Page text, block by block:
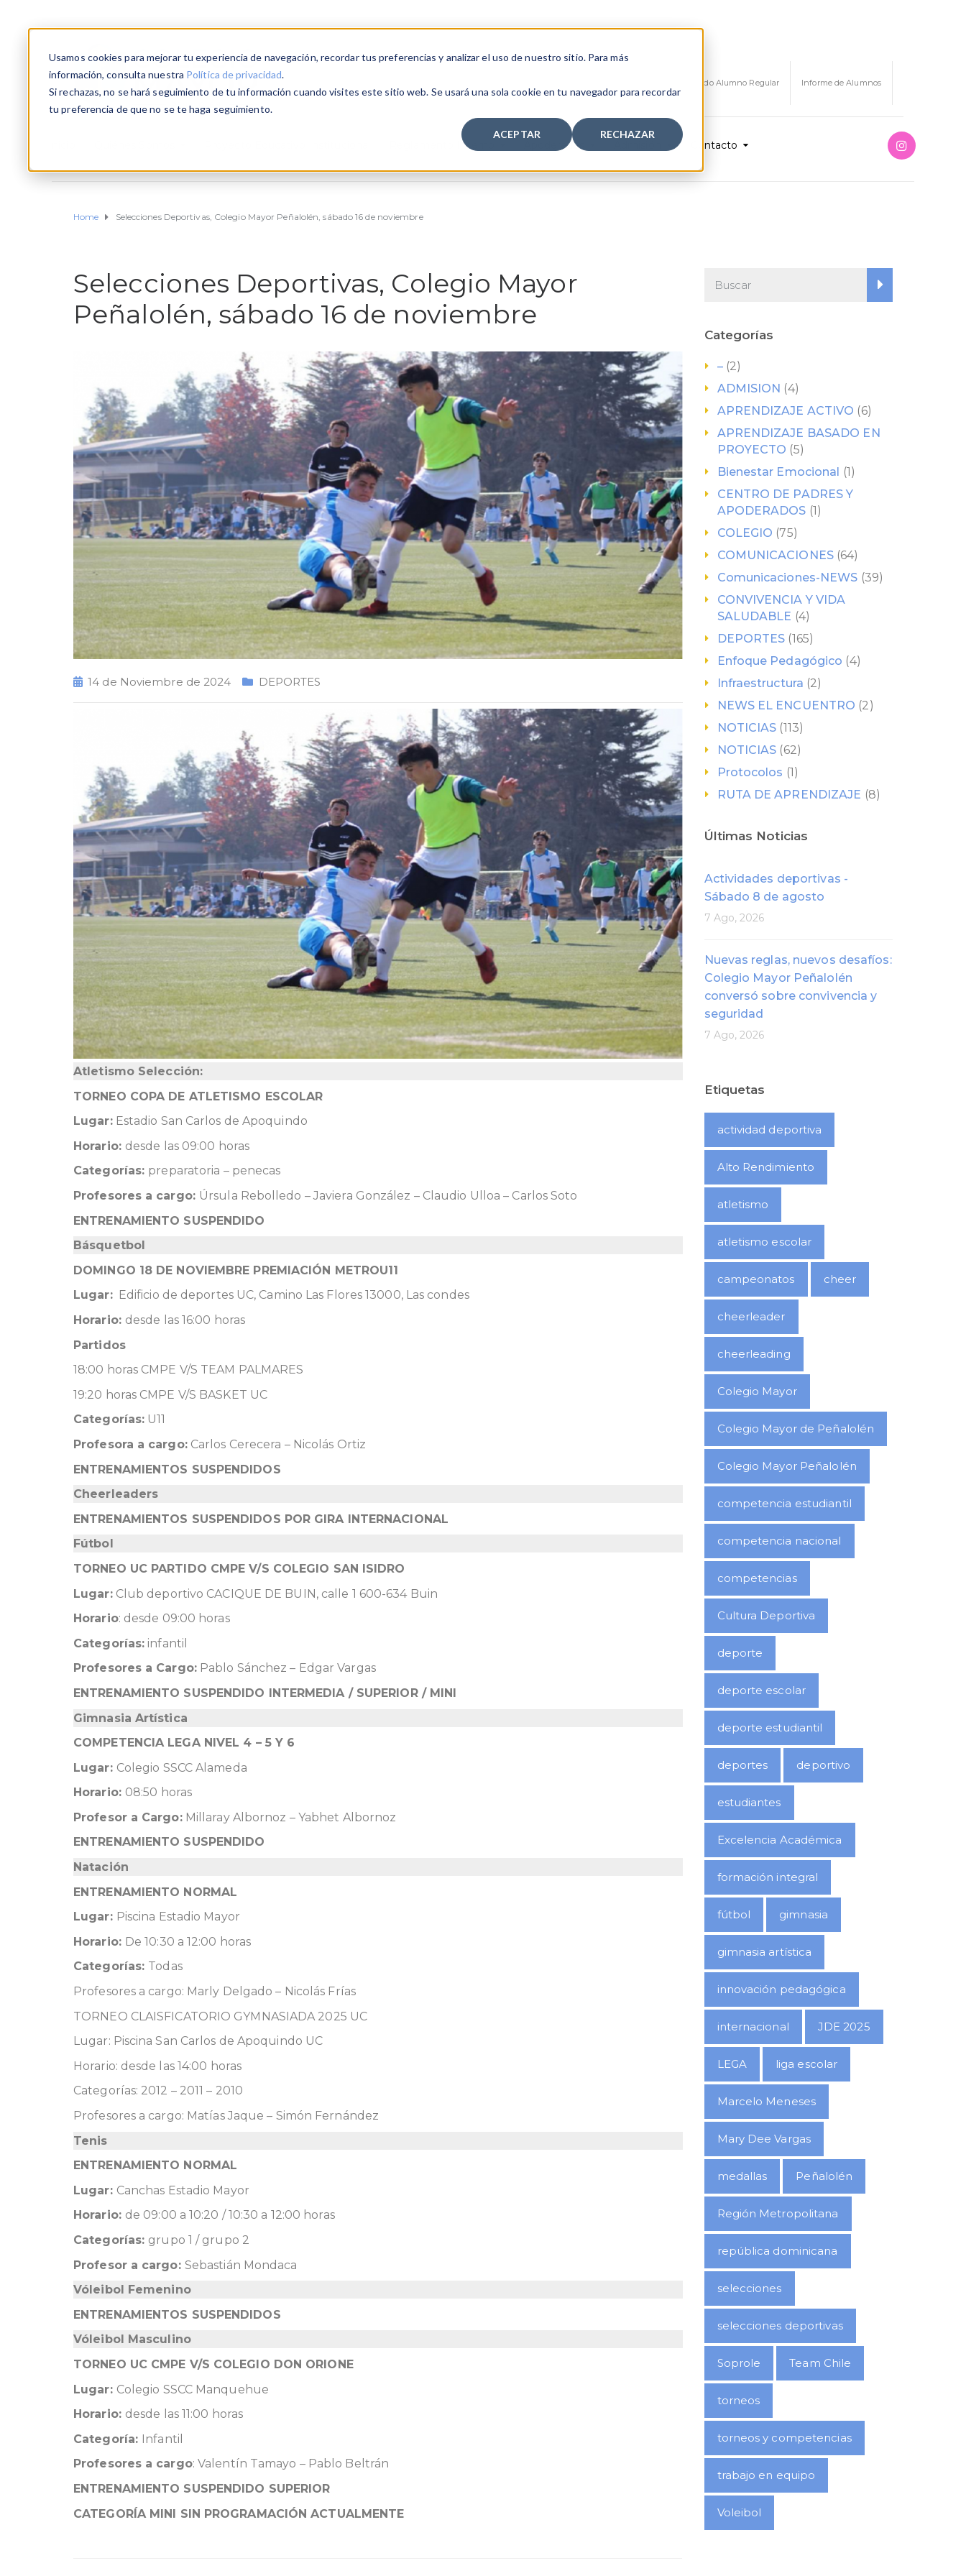
Usamos cookies para mejorar tu experiencia de navegación, recordar tus preferencias y analizar el uso de nuestro sitio. Para más
información, consulta nuestra Política de privacidad.
Si rechazas, no se hará seguimiento de tu información cuando visites este sitio web. Se usará una sola cookie en tu navegador para recordar
tu preferencia de que no se te haga seguimiento.
ACEPTAR RECHAZAR
Certificado Alumno Regular Informe de Alumnos
Reglamento Interno Apoderados Contacto
Home Selecciones Deportivas, Colegio Mayor Peñalolén, sábado 16 de noviembre
Selecciones Deportivas, Colegio Mayor
Peñalolén, sábado 16 de noviembre
14 de Noviembre de 2024 DEPORTES
Atletismo Selección:
TORNEO COPA DE ATLETISMO ESCOLAR
Lugar:Estadio San Carlos de Apoquindo
Horario: desde las 09:00 horas
Categorías: preparatoria – penecas
Profesores a cargo: Úrsula Rebolledo – Javiera González – Claudio Ulloa – Carlos Soto
ENTRENAMIENTO SUSPENDIDO
Básquetbol
DOMINGO 18 DE NOVIEMBRE PREMIACIÓN METROU11
Lugar:Edificio de deportes UC, Camino Las Flores 13000, Las condes
Horario: desde las 16:00 horas
Partidos
18:00 horas CMPE V/S TEAM PALMARES
19:20 horas CMPE V/S BASKET UC
Categorías: U11
Profesora a cargo:Carlos Cerecera – Nicolás Ortiz
ENTRENAMIENTOS SUSPENDIDOS
Cheerleaders
ENTRENAMIENTOS SUSPENDIDOS POR GIRA INTERNACIONAL
Fútbol
TORNEO UC PARTIDO CMPE V/S COLEGIO SAN ISIDRO
Lugar:Club deportivo CACIQUE DE BUIN, calle 1 600-634 Buin
Horario: desde 09:00 horas
Categorías: infantil
Profesores a Cargo:Pablo Sánchez – Edgar Vargas
ENTRENAMIENTO SUSPENDIDO INTERMEDIA / SUPERIOR / MINI
Gimnasia Artística
COMPETENCIA LEGA NIVEL 4 – 5 Y 6
Lugar: Colegio SSCC Alameda
Horario: 08:50 horas
Profesor a Cargo:Millaray Albornoz – Yabhet Albornoz
ENTRENAMIENTO SUSPENDIDO
Natación
ENTRENAMIENTO NORMAL
Lugar: Piscina Estadio Mayor
Horario: De 10:30 a 12:00 horas
Categorías: Todas
Profesores a cargo: Marly Delgado – Nicolás Frías
TORNEO CLAISFICATORIO GYMNASIADA 2025 UC
Lugar: Piscina San Carlos de Apoquindo UC
Horario: desde las 14:00 horas
Categorías: 2012 – 2011 – 2010
Profesores a cargo: Matías Jaque – Simón Fernández
Tenis
ENTRENAMIENTO NORMAL
Lugar: Canchas Estadio Mayor
Horario: de 09:00 a 10:20 / 10:30 a 12:00 horas
Categorías: grupo 1 / grupo 2
Profesor a cargo: Sebastián Mondaca
Vóleibol Femenino
ENTRENAMIENTOS SUSPENDIDOS
Vóleibol Masculino
TORNEO UC CMPE V/S COLEGIO DON ORIONE
Lugar: Colegio SSCC Manquehue
Horario: desde las 11:00 horas
Categoría: Infantil
Profesores a cargo: Valentín Tamayo – Pablo Beltrán
ENTRENAMIENTO SUSPENDIDO SUPERIOR
CATEGORÍA MINI SIN PROGRAMACIÓN ACTUALMENTE
Categorías
–(2)
ADMISION (4)
APRENDIZAJE ACTIVO (6)
APRENDIZAJE BASADO EN
PROYECTO (5)
Bienestar Emocional (1)
CENTRO DE PADRES Y
APODERADOS (1)
COLEGIO (75)
COMUNICACIONES(64)
Comunicaciones-NEWS (39)
CONVIVENCIA Y VIDA
SALUDABLE (4)
DEPORTES (165)
Enfoque Pedagógico (4)
Infraestructura (2)
NEWS EL ENCUENTRO (2)
NOTICIAS (113)
NOTICIAS (62)
Protocolos (1)
RUTA DE APRENDIZAJE (8)
Últimas Noticias
Actividades deportivas -
Sábado 8 de agosto
7 Ago, 2026
Nuevas reglas, nuevos desafíos:
Colegio Mayor Peñalolén
conversó sobre convivencia y
seguridad
7 Ago, 2026
Etiquetas
actividad deportiva
Alto Rendimiento
atletismo
atletismo escolar
campeonatos cheer
cheerleader
cheerleading
Colegio Mayor
Colegio Mayor de Peñalolén
Colegio Mayor Peñalolén
competencia estudiantil
competencia nacional
competencias
Cultura Deportiva
deporte
deporte escolar
deporte estudiantil
deportes deportivo
estudiantes
Excelencia Académica
formación integral
fútbol gimnasia
gimnasia artística
innovación pedagógica
internacional JDE 2025
LEGA liga escolar
Marcelo Meneses
Mary Dee Vargas
medallas Peñalolén
Región Metropolitana
república dominicana
selecciones
selecciones deportivas
Soprole Team Chile
torneos
torneos y competencias
trabajo en equipo
Voleibol